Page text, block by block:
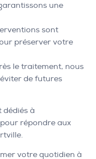
une
sont
préserver votre
le traitement, nous
de futures
à
répondre aux
votre quotidien à